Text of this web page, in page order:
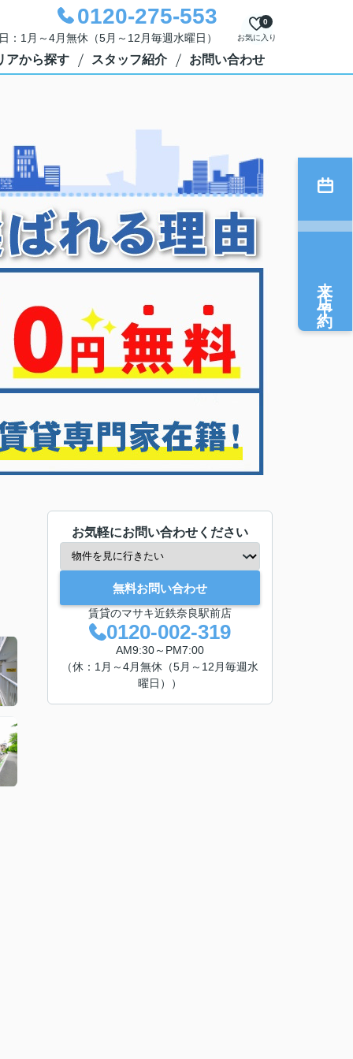
0120-275-553
1月～4月無休（5月～12月毎週水曜日） お気に入り
0
アから探す スタッフ紹介 お問い合わせ
お気軽にお問い合わせください
無料お問い合わせ
賃貸のマサキ近鉄奈良駅前店
0120-002-319
AM9:30～PM7:00
（休：1月～4月無休（5月～12月毎週水
曜日））
来店予約